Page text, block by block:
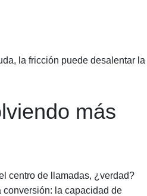
la fricción puede desalentar la
más
centro de llamadas, ¿verdad?
conversión: la capacidad de